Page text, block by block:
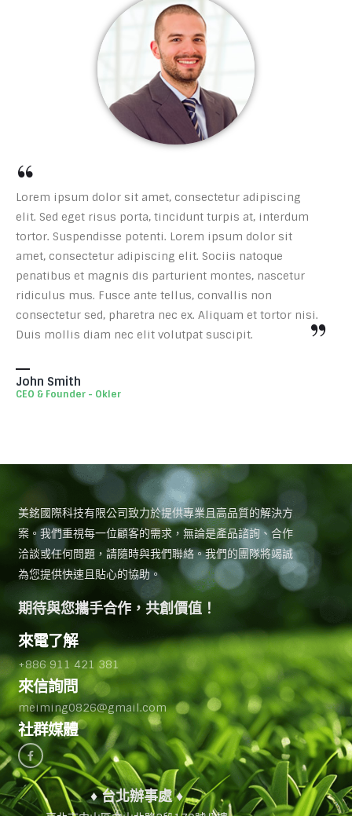
“
Lorem ipsum dolor sit amet, consectetur adipiscing
elit. Sed eget risus porta, tincidunt turpis at, interdum
tortor. Suspendisse potenti. Lorem ipsum dolor sit
amet, consectetur adipiscing elit. Sociis natoque
penatibus et magnis dis parturient montes, nascetur
ridiculus mus. Fusce ante tellus, convallis non
consectetur sed, pharetra nec ex. Aliquam et tortor nisi.
Duis mollis diam nec elit volutpat suscipit.
John Smith
CEO & Founder - Okler
”
美銘國際科技有限公司致力於提供專業且高品質的解決方
案。我們重視每一位顧客的需求，無論是產品諮詢、合作
洽談或任何問題，請隨時與我們聯絡。我們的團隊將竭誠
為您提供快速且貼心的協助。
期待與您攜手合作，共創價值！
來電了解
+886 911 421 381
來信詢問
meiming0826@gmail.com
社群媒體
♦ 台北辦事處 ♦